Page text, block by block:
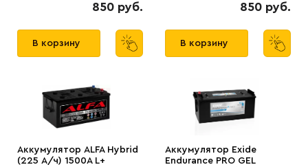
850 руб.
В корзину
850 руб.
В корзину
Аккумулятор АLFA Hybrid
(225 А/ч) 1500A L+
Аккумулятор Exide
Endurance PRO GEL